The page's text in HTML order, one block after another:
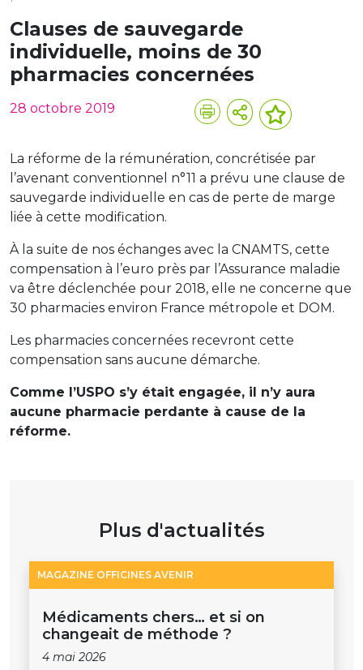
Clauses de sauvegarde
individuelle, moins de 30
pharmacies concernées
28 octobre 2019
La réforme de la rémunération, concrétisée par
l’avenant conventionnel n°11 a prévu une clause de
sauvegarde individuelle en cas de perte de marge
liée à cette modification.
À la suite de nos échanges avec la CNAMTS, cette
compensation à l’euro près par l’Assurance maladie
va être déclenchée pour 2018, elle ne concerne que
30 pharmacies environ France métropole et DOM.
Les pharmacies concernées recevront cette
compensation sans aucune démarche.
Comme l’USPO s’y était engagée, il n’y aura
aucune pharmacie perdante à cause de la
réforme.
Plus d'actualités
MAGAZINE OFFICINES AVENIR
Médicaments chers… et si on
changeait de méthode ?
4 mai 2026